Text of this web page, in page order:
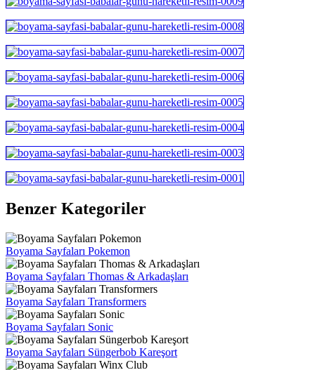
Benzer Kategoriler
Boyama Sayfaları Pokemon
Boyama Sayfaları Thomas & Arkadaşları
Boyama Sayfaları Transformers
Boyama Sayfaları Sonic
Boyama Sayfaları Süngerbob Kareşort